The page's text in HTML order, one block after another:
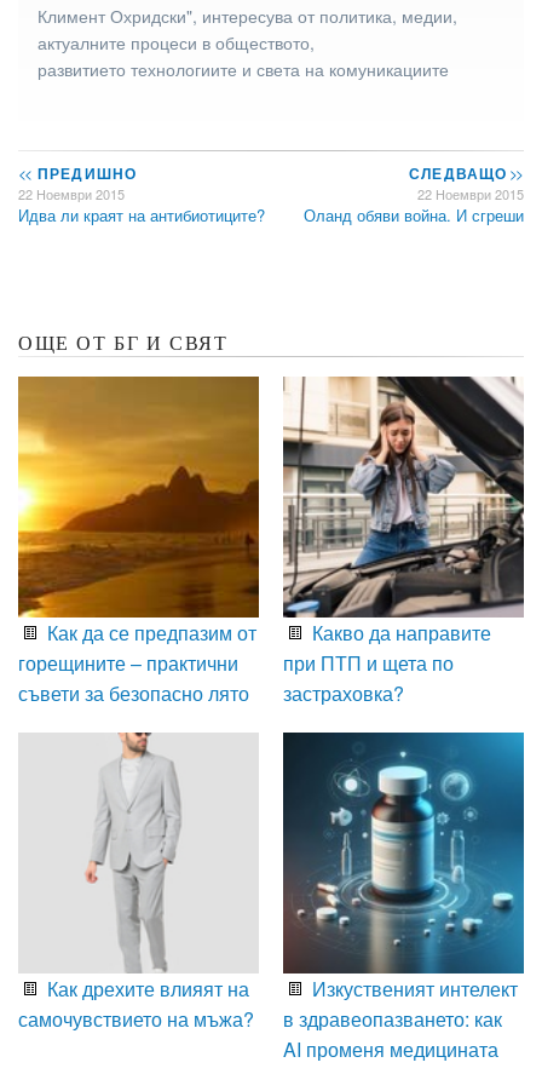
Климент Охридски", интересува от политика, медии,
актуалните процеси в обществото,
развитието технологиите и света на комуникациите
<< ПРЕДИШНО
22 Ноември 2015
Идва ли краят на антибиотиците?
СЛЕДВАЩО>>
22 Ноември 2015
Оланд обяви война. И сгреши
ОЩЕ ОТ БГ И СВЯТ
Как да се предпазим от
горещините – практични
съвети за безопасно лято
Какво да направите
при ПТП и щета по
застраховка?
Как дрехите влияят на
самочувствието на мъжа?
Изкуственият интелект
в здравеопазването: как
AI променя медицината